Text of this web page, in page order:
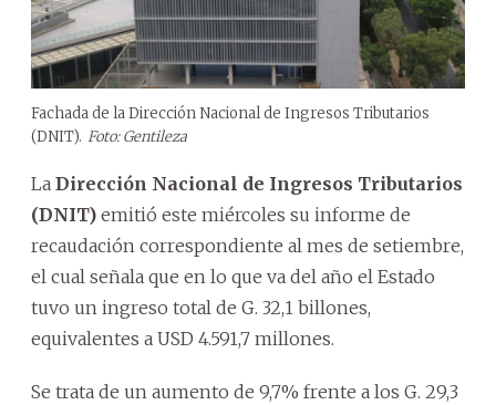
Fachada de la Dirección Nacional de Ingresos Tributarios
(DNIT). Foto: Gentileza
La Dirección Nacional de Ingresos Tributarios
(DNIT) emitió este miércoles su informe de
recaudación correspondiente al mes de setiembre,
el cual señala que en lo que va del año el Estado
tuvo un ingreso total de G. 32,1 billones,
equivalentes a USD 4.591,7 millones.
Se trata de un aumento de 9,7% frente a los G. 29,3